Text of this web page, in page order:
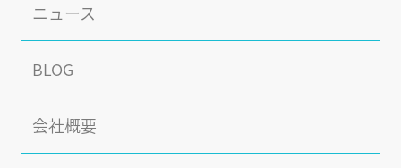
ニュース
BLOG
会社概要